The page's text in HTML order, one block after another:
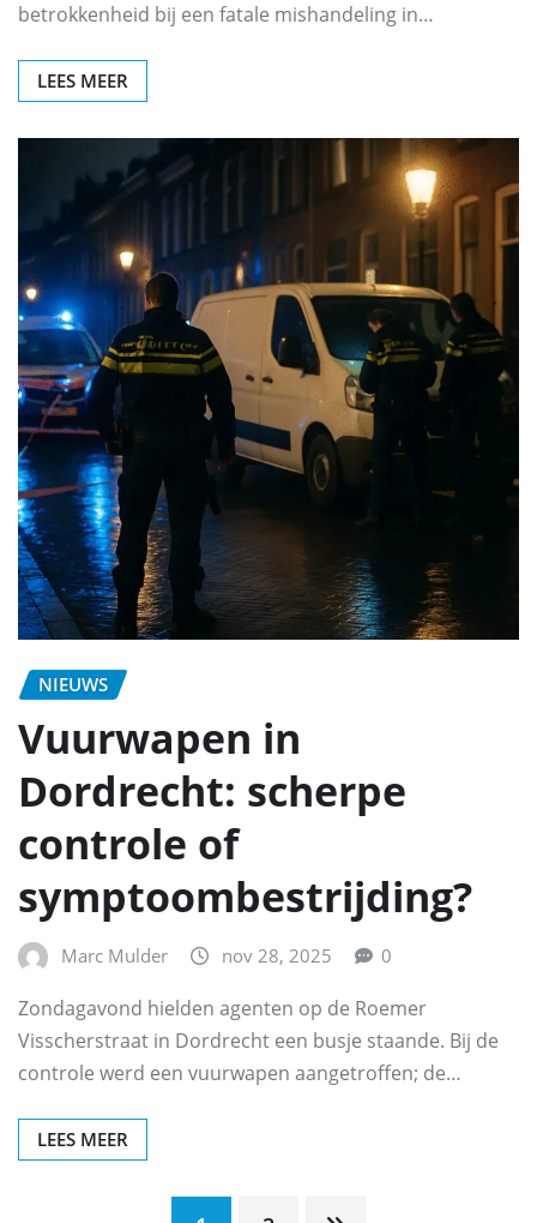
betrokkenheid bij een fatale mishandeling in…
LEES MEER
NIEUWS
Vuurwapen in
Dordrecht: scherpe
controle of
symptoombestrijding?
Marc Mulder nov 28, 2025 0
Zondagavond hielden agenten op de Roemer
Visscherstraat in Dordrecht een busje staande. Bij de
controle werd een vuurwapen aangetroffen; de…
LEES MEER